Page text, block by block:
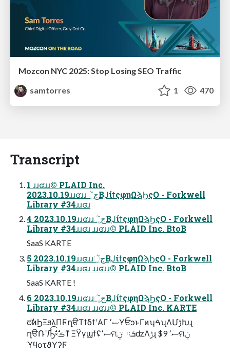
Mozcon NYC 2025: Stop Losing SEO Traffic
samtorres
1 470
Transcript
1 ɹɹʛɹɹ© PLAID Inc.
2023.10.19ɹɹʛɹɹجૅ͔ΒֶͿίϯςφηΩϡϦςΟ - Forkwell
Library #34ɹɹʛɹ
4 2023.10.19ɹɹʛɹɹجૅ͔ΒֶͿίϯςφηΩϡϦςΟ - Forkwell
Library #34ɹɹʛɹ ɹɹʛɹɹ© PLAID Inc. BtoB
SaaS KARTE
5 2023.10.19ɹɹʛɹɹجૅ͔ΒֶͿίϯςφηΩϡϦςΟ - Forkwell
Library #34ɹɹʛɹ ɹɹʛɹɹ© PLAID Inc. BtoB
SaaS KARTE !
6 2023.10.19ɹɹʛɹɹجૅ͔ΒֶͿίϯςφηΩϡϦςΟ - Forkwell
Library #34ɹɹʛɹ ɹɹʛɹɹ© PLAID Inc. KARTE
ಠࣗͷϦΞϧλΠϜղੳΤϯδϯʹΑΓ ސ٬ҰਓͻͱΓͷʮࠓʯΛՄࢹԽɻ
ղੳ݁ՌʹԠͨࣗ͡༝ࣗࡏͳ ΞΫγϣϯʢސ٬ମݧઃܭʣΛ࣮ݱɻ $9 ސ٬ମݧ
ϓϥοτϑΥʔϜ